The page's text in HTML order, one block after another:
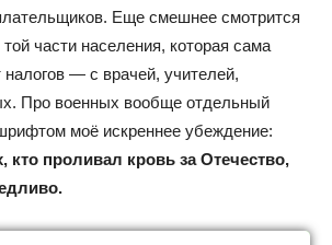
Еще смешнее смотрится
части населения, которая сама
налогов — с врачей, учителей,
Про военных вообще отдельный
моё искреннее убеждение:
кто проливал кровь за Отечество,